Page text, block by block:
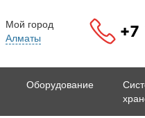
Мой город
Алматы
+7
Оборудование